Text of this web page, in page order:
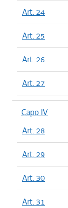
Art. 24
Art. 25
Art. 26
Art. 27
Capo IV
Art. 28
Art. 29
Art. 30
Art. 31